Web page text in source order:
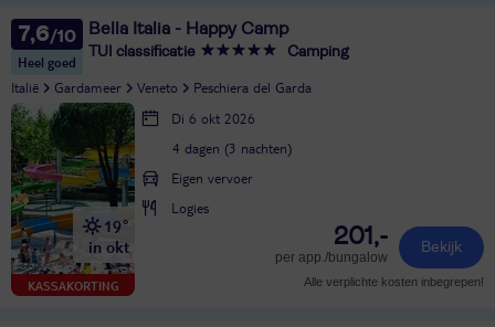
7,6
Heel goed
Bella Italia - Happy Camp
TUI classificatie Camping
Italië Gardameer Veneto Peschiera del Garda
KASSAKORTING
19°
in okt
Di 6 okt 2026
4 dagen (3 nachten)
Eigen vervoer
Logies
201,-
per app./bungalow
Bekijk
Alle verplichte kosten inbegrepen!